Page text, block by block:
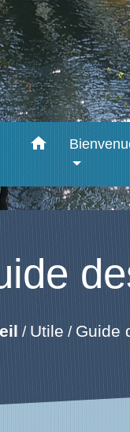
home
/Utile /Guide